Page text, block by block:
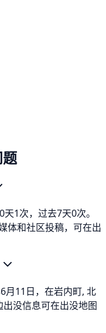
1次，过去7天0次。
体和社区投稿，可在出
月11日，在岩内町, 北
没信息可在出没地图